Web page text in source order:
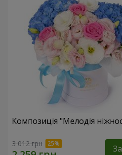
Композиція "Мелодія
3 012 грн